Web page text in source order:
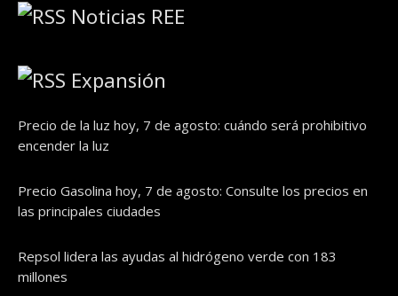
Noticias REE
Expansión
Precio de la luz hoy, 7 de agosto: cuándo será prohibitivo
encender la luz
Precio Gasolina hoy, 7 de agosto: Consulte los precios en
las principales ciudades
Repsol lidera las ayudas al hidrógeno verde con 183
millones